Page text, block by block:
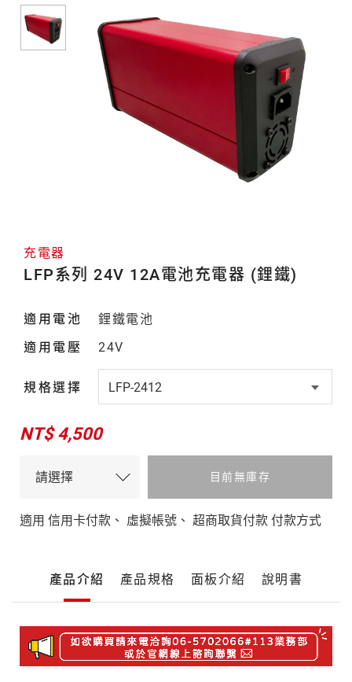
充電器
LFP系列 24V 12A電池充電器 (鋰鐵)
適用電池
鋰鐵電池
適用電壓
24V
規格選擇
NT$ 4,500
目前無庫存
適用 信用卡付款、 虛擬帳號、 超商取貨付款 付款方式
詳
紹
產品介紹 產品規格 面板介紹 說明書
產
品